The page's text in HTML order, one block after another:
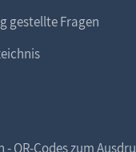
gestellte Fragen
- QR-Codes zum